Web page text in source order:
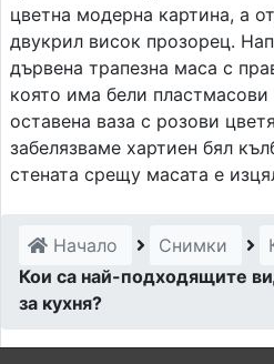
цветна модерна картина, а
двукрил висок прозорец.
дървена трапезна маса с
която има бели
оставена ваза с розови
забелязваме хартиен бял
стената срещу масата е
Начало Снимки
Кои са най-подходящите
за кухня?